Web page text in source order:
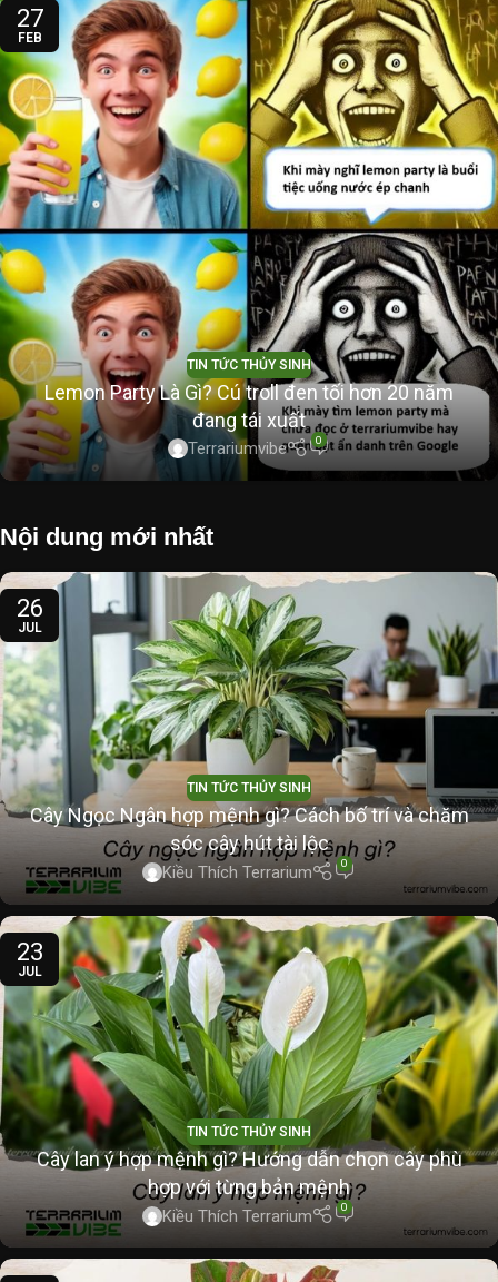
27
FEB
TIN TỨC THỦY SINH
Lemon Party Là Gì? Cú troll đen tối hơn 20 năm
đang tái xuất
Terrariumvibe 0
Nội dung mới nhất
26
JUL
TIN TỨC THỦY SINH
Cây Ngọc Ngân hợp mệnh gì? Cách bố trí và chăm
sóc cây hút tài lộc
Kiều Thích Terrarium 0
23
JUL
TIN TỨC THỦY SINH
Cây lan ý hợp mệnh gì? Hướng dẫn chọn cây phù
hợp với từng bản mệnh
Kiều Thích Terrarium 0